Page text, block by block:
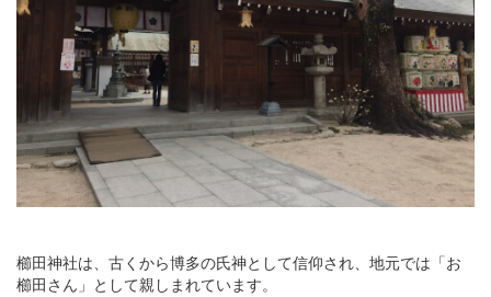
櫛田神社は、古くから博多の氏神として信仰され、地元では「お
櫛田さん」として親しまれています。